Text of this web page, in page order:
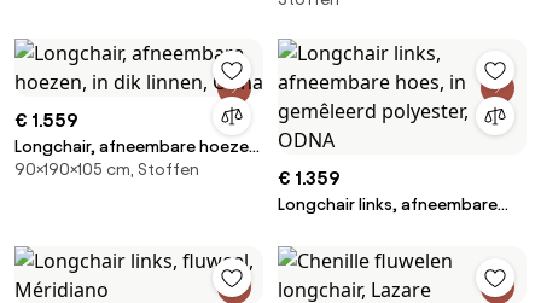
€ 1.559
Longchair, afneembare hoezen,
in dik linnen, Odna
90×190×105 cm, Stoffen € 1.359
Longchair links, afneembare
ODNA